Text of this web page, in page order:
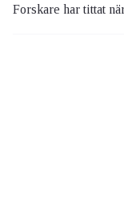
Forskare har tittat